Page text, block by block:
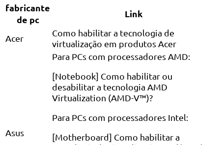
fabricante
de pc
Link
Acer
Como habilitar a tecnologia de
virtualização em produtos Acer
Asus
Para PCs com processadores AMD:
[Notebook] Como habilitar ou
desabilitar a tecnologia AMD
Virtualization (AMD-V™)?
Para PCs com processadores Intel:
[Motherboard] Como habilitar a